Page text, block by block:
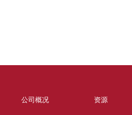
公司概况 资源